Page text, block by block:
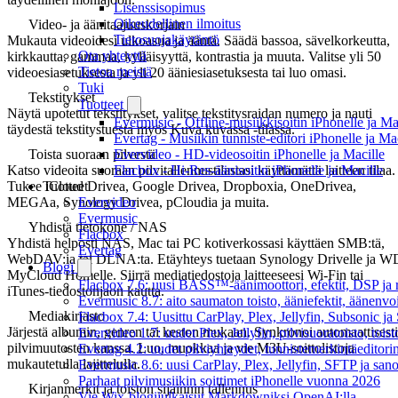
Lisenssisopimus
Oikeudellinen ilmoitus
Tietosuojakäytäntö
Ota yhteyttä
Tietoa meistä
Tuki
Tuotteet
Evermusic - Offline-musiikkisoitin iPhonelle ja
Evertag - Musiikin tunniste-editori iPhonelle ja
Evervideo - HD-videosoitin iPhonelle ja Macille
Flacbox - Hi-Res-äänisoitin iPhonelle ja Macille
Tuotteet
Evervideo
Evermusic
Flacbox
Evertag
Blogi
Flacbox 7.6: uusi BASS™-äänimoottori, efektit, DSP ja
Evermusic 8.7: aito saumaton toisto, ääniefektit,
Flacbox 7.4: Uusittu CarPlay, Plex, Jellyfin, Subsonic ja
Evervideo 1.7: uudet Plex, Jellyfin, pilvisuoratoisto,
Evertag 4.2: uudet pilviyhteydet,
Evermusic 8.6: uusi CarPlay, Plex, Jellyfin, SFTP ja
Parhaat pilvimusiikin soittimet iPhonelle vuonna 2026
Video- ja äänitaajuuskorjain
Mukauta videoidesi ulkoasua ja ääntä. Säädä bassoa, sävelkorkeutta,
kirkkautta, gammaa, kylläisyyttä, kontrastia ja muuta. Valitse yli 50
videoesiasetuksesta ja yli 20 ääniesiasetuksesta tai luo omasi.
Tekstitykset
Näytä upotetut tekstitykset, valitse tekstitysraidan numero ja nauti
täydestä tekstitystuesta myös Kuva kuvassa -tilassa.
Toista suoraan pilvestä
Katso videoita suoraan pilvitallennustilastasi käyttämättä laitteen tilaa.
Tukee iCloud Drivea, Google Drivea, Dropboxia, OneDrivea,
MEGAa, Synology Drivea, pCloudia ja muita.
Yhdistä tietokone / NAS
Yhdistä helposti NAS, Mac tai PC kotiverkossasi käyttäen SMB:tä,
WebDAV:ia tai DLNA:ta. Etäyhteys tuetaan Synology Drivelle ja
MyCloud Homelle. Siirrä mediatiedostoja laitteeseesi Wi-Fin tai
iTunes-tiedostonjaon kautta.
Mediakirjasto
Järjestä albumin, genren tai keston mukaan. Synkronoi automaattisesti
pilvimuutosten kanssa. Luo, muokkaa ja vie M3U-soittolistoja
mukautetulla lajittelulla.
Kirjanmerkit ja toiston sijainnin tallennus